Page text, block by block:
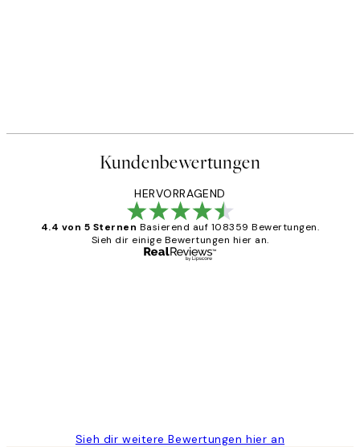
Kundenbewertungen
HERVORRAGEND
4.4 von 5 Sternen Basierend auf 108359 Bewertungen.
Sieh dir einige Bewertungen hier an.
Sieh dir weitere Bewertungen hier an